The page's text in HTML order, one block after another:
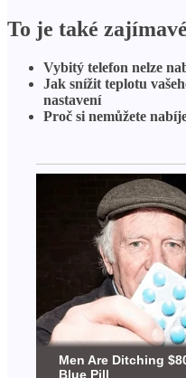
To je také zajímavé
Vybitý telefon nelze
Jak snížit teplotu
nastavení
Proč si nemůžete